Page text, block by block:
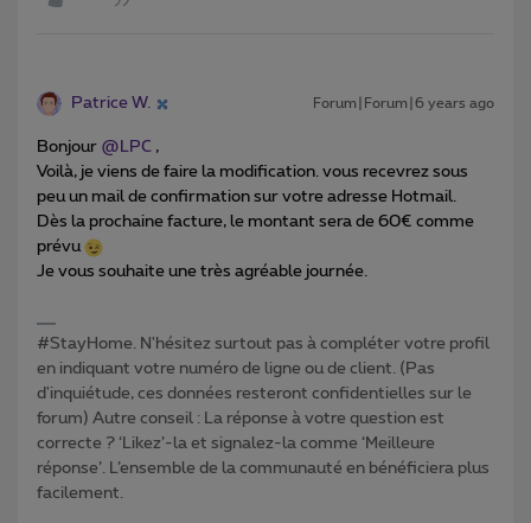
Patrice W. Forum|Forum|6 years ago
Bonjour @LPC ,
Voilà, je viens de faire la modification. vous recevrez sous
peu un mail de confirmation sur votre adresse Hotmail.
Dès la prochaine facture, le montant sera de 60€ comme
prévu
Je vous souhaite une très agréable journée.
#StayHome. N'hésitez surtout pas à compléter votre profil
en indiquant votre numéro de ligne ou de client. (Pas
d'inquiétude, ces données resteront confidentielles sur le
forum) Autre conseil : La réponse à votre question est
correcte ? ‘Likez’-la et signalez-la comme ‘Meilleure
réponse’. L’ensemble de la communauté en bénéficiera plus
facilement.